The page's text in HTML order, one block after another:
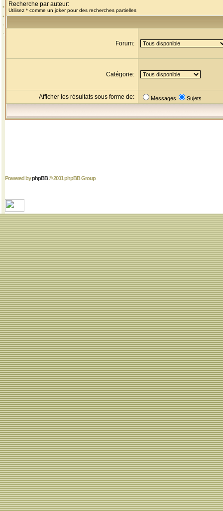
Recherche par auteur:
Utilisez * comme un joker pour des recherches partielles
Forum:
Catégorie:
Afficher les résultats sous forme de: Messages Sujets
Powered byphpBB© 2001 phpBB Group